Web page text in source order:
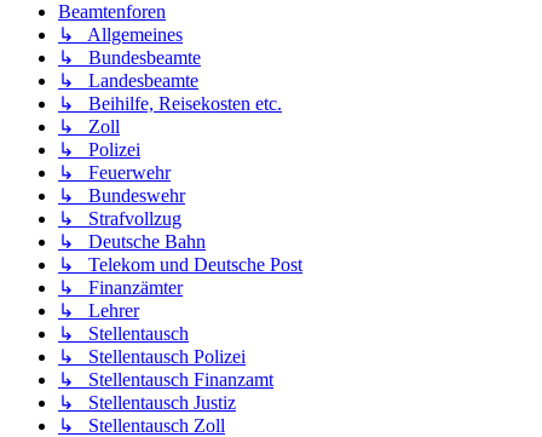
Beamtenforen
↳ Allgemeines
↳ Bundesbeamte
↳ Landesbeamte
↳ Beihilfe, Reisekosten etc.
↳ Zoll
↳ Polizei
↳ Feuerwehr
↳ Bundeswehr
↳ Strafvollzug
↳ Deutsche Bahn
↳ Telekom und Deutsche Post
↳ Finanzämter
↳ Lehrer
↳ Stellentausch
↳ Stellentausch Polizei
↳ Stellentausch Finanzamt
↳ Stellentausch Justiz
↳ Stellentausch Zoll